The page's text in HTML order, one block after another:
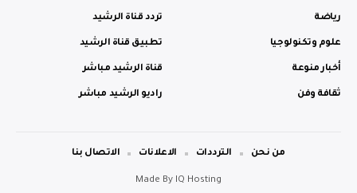
رياضة
علوم وتكنولوجيا
أخبار منوعة
ثقافة وفن
تردد قناة الرشيد
تطبيق قناة الرشيد
قناة الرشيد مباشر
راديو الرشيد مباشر
Made By IQ Hosting
من نحن الترددات الاعلانات الاتصال بنا